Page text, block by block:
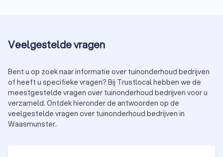
Veelgestelde vragen
Bent u op zoek naar informatie over tuinonderhoud bedrijven
of heeft u specifieke vragen? Bij Trustlocal hebben we de
meestgestelde vragen over tuinonderhoud bedrijven voor u
verzameld. Ontdek hieronder de antwoorden op de
veelgestelde vragen over tuinonderhoud bedrijven in
Waasmunster.